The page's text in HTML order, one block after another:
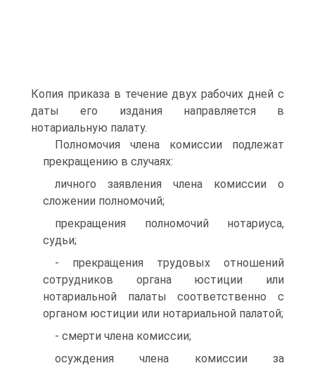
Копия приказа в течение двух рабочих дней с
даты его издания направляется в
нотариальную палату.
Полномочия члена комиссии подлежат
прекращению в случаях:
личного заявления члена комиссии о
сложении полномочий;
прекращения полномочий нотариуса,
судьи;
- прекращения трудовых отношений
сотрудников органа юстиции или
нотариальной палаты соответственно с
органом юстиции или нотариальной палатой;
- смерти члена комиссии;
осуждения члена комиссии за